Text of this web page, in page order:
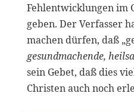
Fehlentwicklungen im
geben. Der Verfasser
machen dürfen, daß
gesundmachende,
sein Gebet, daß dies
Christen auch noch